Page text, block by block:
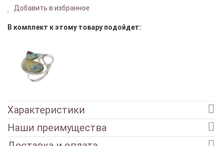
Добавить в избранное
В комплект к этому товару подойдет:
Характеристики
Наши преимущества